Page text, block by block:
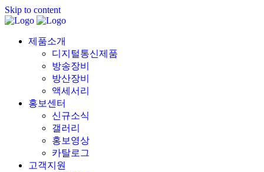
Skip to content
제품소개
디지털통신제품
방송장비
방산장비
액세서리
홍보센터
신규소식
갤러리
홍보영상
카탈로그
고객지원